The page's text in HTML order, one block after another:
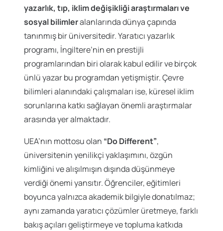
yazarlık, tıp, iklim değişikliği araştırmaları ve
sosyal bilimleralanlarında dünya çapında
tanınmış bir üniversitedir. Yaratıcı yazarlık
programı, İngiltere’nin en prestijli
programlarından biri olarak kabul edilir ve birçok
ünlü yazar bu programdan yetişmiştir. Çevre
bilimleri alanındaki çalışmaları ise, küresel iklim
sorunlarına katkı sağlayan önemli araştırmalar
arasında yer almaktadır.
UEA’nın mottosu olan “Do Different”,
üniversitenin yenilikçi yaklaşımını, özgün
kimliğini ve alışılmışın dışında düşünmeye
verdiği önemi yansıtır. Öğrenciler, eğitimleri
boyunca yalnızca akademik bilgiyle donatılmaz;
aynı zamanda yaratıcı çözümler üretmeye, farklı
bakış açıları geliştirmeye ve topluma katkıda